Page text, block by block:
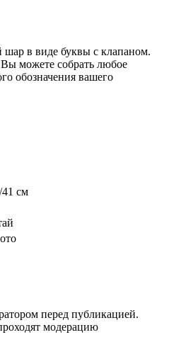
в виде буквы с клапаном.
Вы можете собрать любое
обозначения вашего
см
перед публикацией.
модерацию